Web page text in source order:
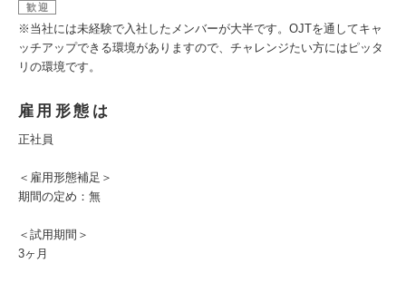
歓迎
※当社には未経験で入社したメンバーが大半です。OJTを通してキャ
ッチアップできる環境がありますので、チャレンジたい方にはピッタ
リの環境です。
雇用形態は
正社員
＜雇用形態補足＞
期間の定め：無
＜試用期間＞
3ヶ月